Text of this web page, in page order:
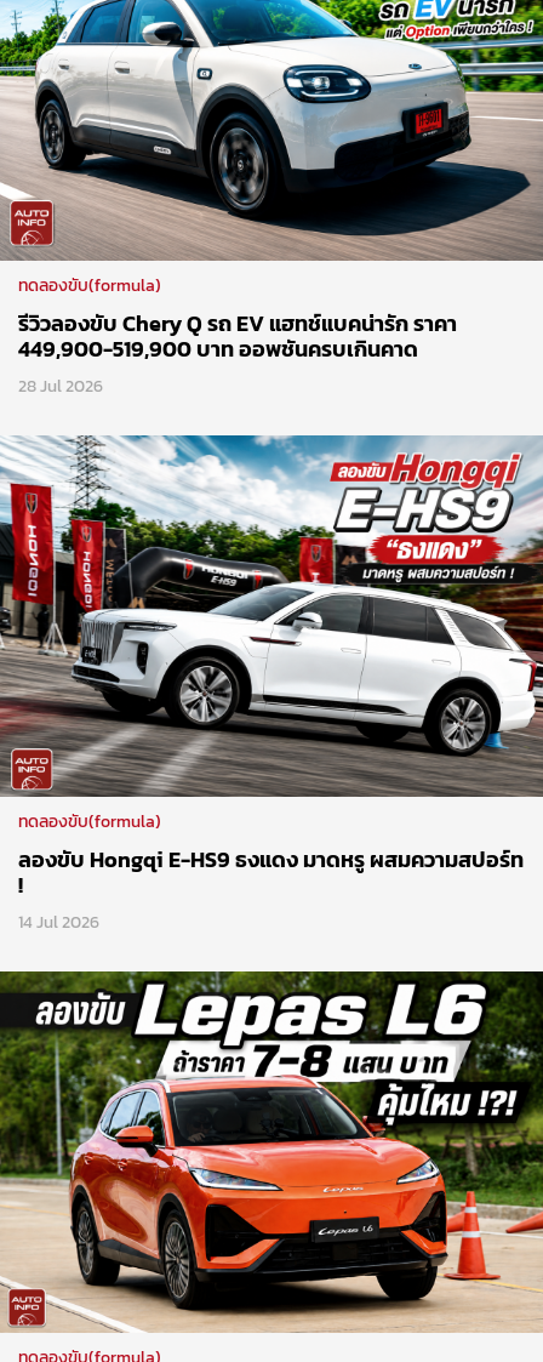
ทดลองขับ(formula)
รีวิวลองขับ Chery Q รถ EV แฮทช์แบคน่ารัก ราคา
449,900-519,900 บาท ออพชันครบเกินคาด
28 Jul 2026
ทดลองขับ(formula)
ลองขับ Hongqi E-HS9 ธงแดง มาดหรู ผสมความสปอร์ท
!
14 Jul 2026